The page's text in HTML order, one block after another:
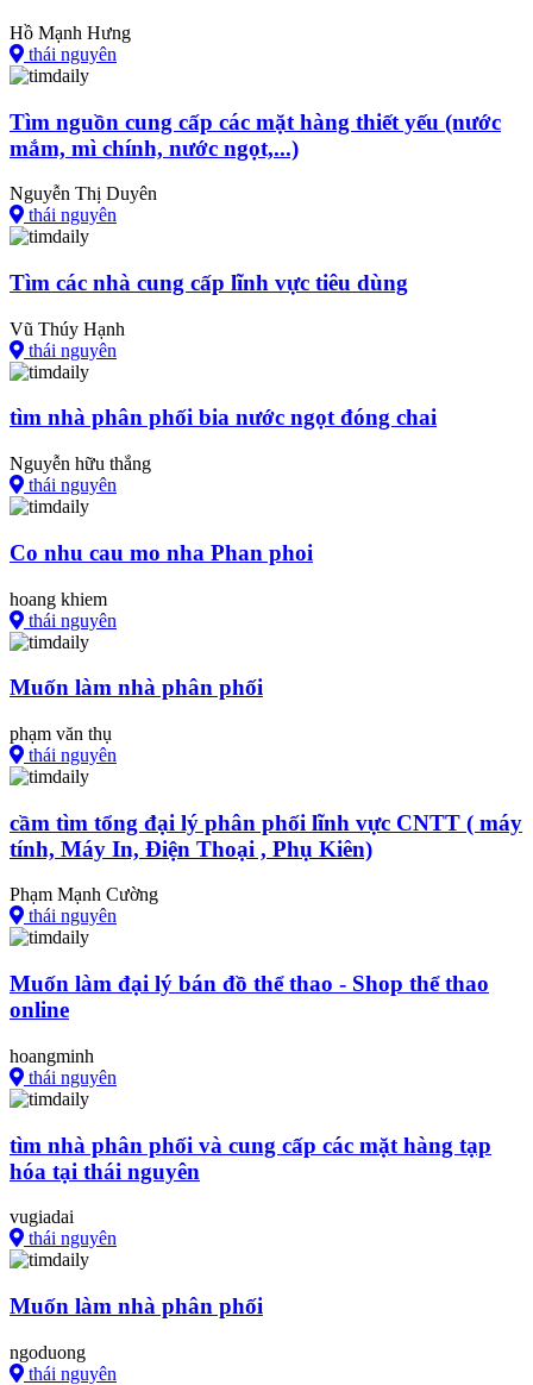
Hồ Mạnh Hưng
thái nguyên
Tìm nguồn cung cấp các mặt hàng thiết yếu (nước
mắm, mì chính, nước ngọt,...)
Nguyễn Thị Duyên
thái nguyên
Tìm các nhà cung cấp lĩnh vực tiêu dùng
Vũ Thúy Hạnh
thái nguyên
tìm nhà phân phối bia nước ngọt đóng chai
Nguyễn hữu thắng
thái nguyên
Co nhu cau mo nha Phan phoi
hoang khiem
thái nguyên
Muốn làm nhà phân phối
phạm văn thụ
thái nguyên
cầm tìm tổng đại lý phân phối lĩnh vực CNTT ( máy
tính, Máy In, Điện Thoại , Phụ Kiên)
Phạm Mạnh Cường
thái nguyên
Muốn làm đại lý bán đồ thể thao - Shop thể thao
online
hoangminh
thái nguyên
tìm nhà phân phối và cung cấp các mặt hàng tạp
hóa tại thái nguyên
vugiadai
thái nguyên
Muốn làm nhà phân phối
ngoduong
thái nguyên